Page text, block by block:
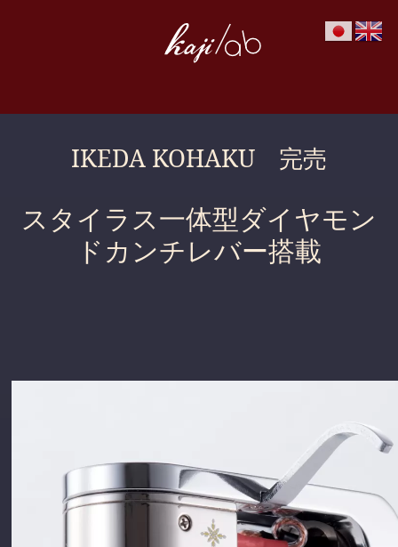
IKEDA KOHAKU 完売
スタイラス一体型ダイヤモン
ドカンチレバー搭載